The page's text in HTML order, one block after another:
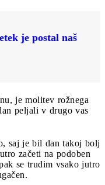
je postal naš
je molitev rožnega
peljali v drugo vas
saj je bil dan takoj bolj
začeti na podoben
se trudim vsako jutro